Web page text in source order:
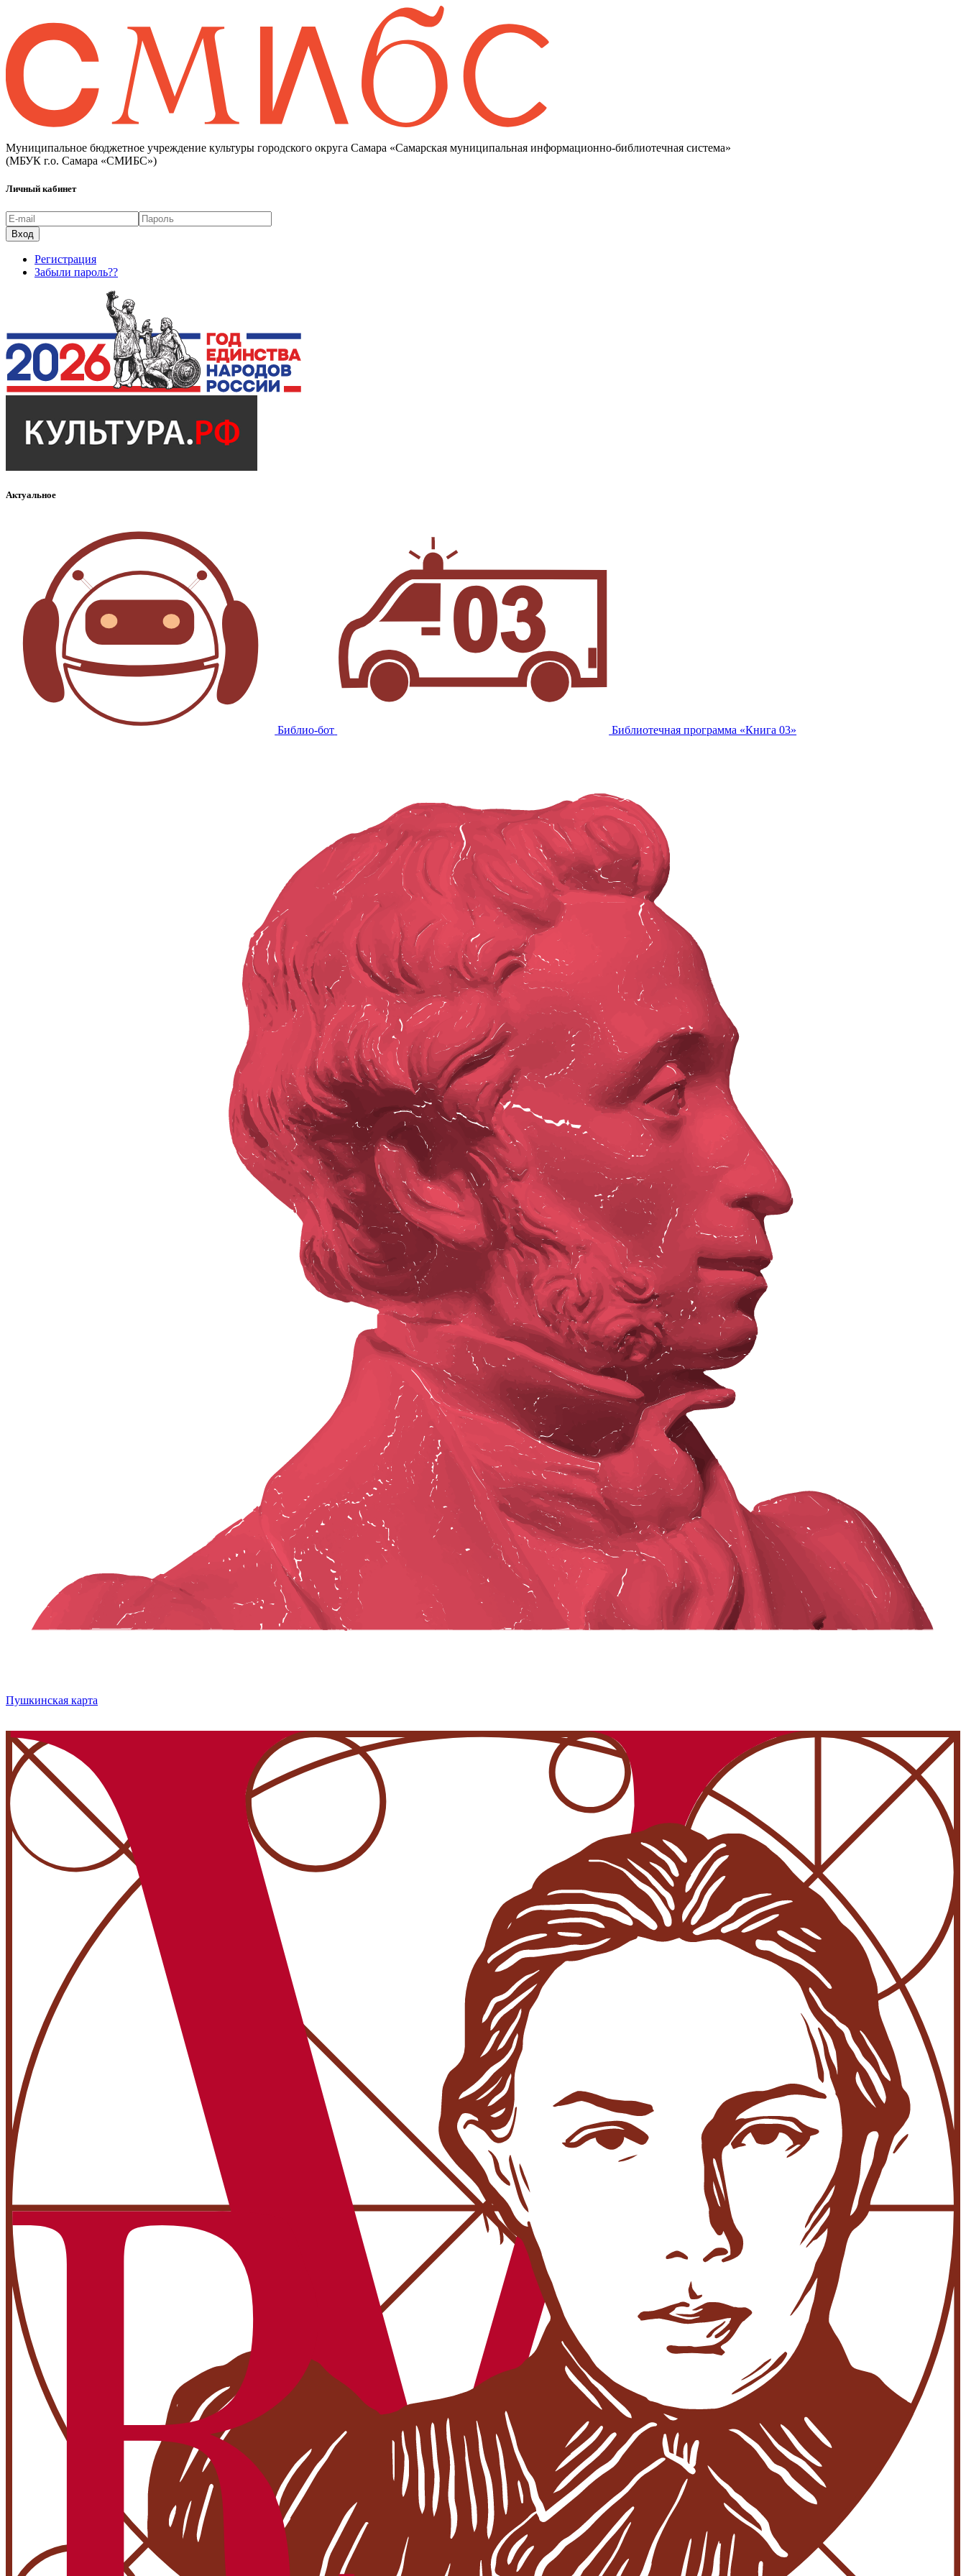
Муниципальное бюджетное учреждение культуры городского округа Самара «Самарская муниципальная информационно-библиотечная система»
(МБУК г.о. Самара «СМИБС»)
Личный кабинет
Регистрация
Забыли пароль??
Актуальное
Библио-бот Библиотечная программа «Книга 03»
Пушкинская карта